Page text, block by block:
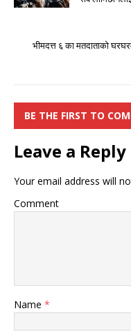
भीमदत्त ६ का मतदाताको
BE THE FIRST TO
Leave a Reply
Your email address will
Comment
Name *